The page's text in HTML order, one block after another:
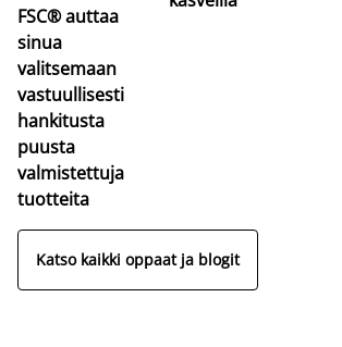
FSC® auttaa
sinua
valitsemaan
vastuullisesti
hankitusta
puusta
valmistettuja
tuotteita
Katso kaikki oppaat ja blogit